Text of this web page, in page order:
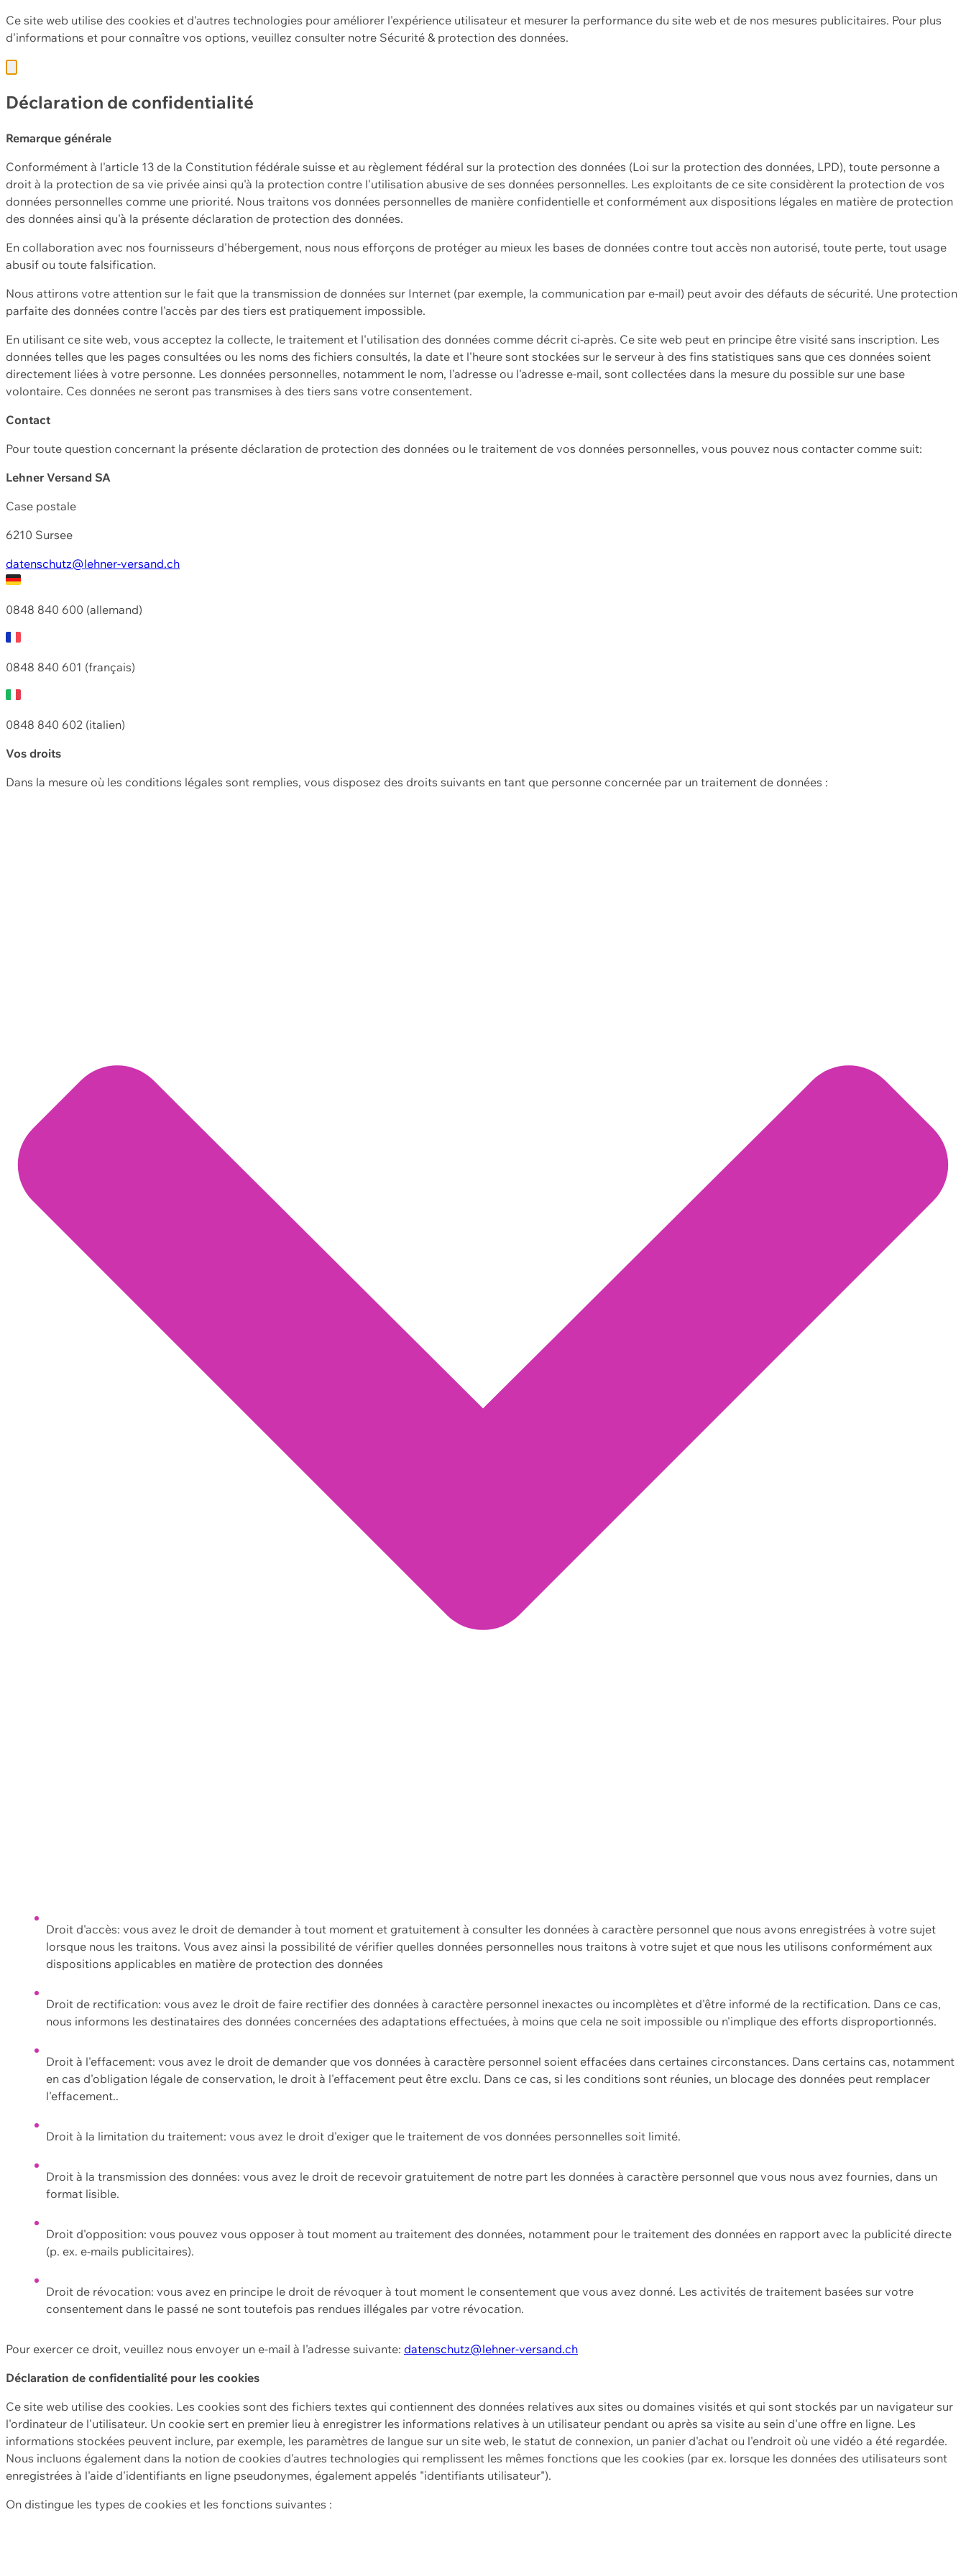
Ce site web utilise des cookies et d'autres technologies pour améliorer l'expérience utilisateur et mesurer la performance du site web et de nos mesures publicitaires. Pour plus
d'informations et pour connaître vos options, veuillez consulter notre Sécurité & protection des données.
Déclaration de confidentialité
Remarque générale
Conformément à l'article 13 de la Constitution fédérale suisse et au règlement fédéral sur la protection des données (Loi sur la protection des données, LPD), toute personne a
droit à la protection de sa vie privée ainsi qu'à la protection contre l'utilisation abusive de ses données personnelles. Les exploitants de ce site considèrent la protection de vos
données personnelles comme une priorité. Nous traitons vos données personnelles de manière confidentielle et conformément aux dispositions légales en matière de protection
des données ainsi qu'à la présente déclaration de protection des données.
En collaboration avec nos fournisseurs d'hébergement, nous nous efforçons de protéger au mieux les bases de données contre tout accès non autorisé, toute perte, tout usage
abusif ou toute falsification.
Nous attirons votre attention sur le fait que la transmission de données sur Internet (par exemple, la communication par e-mail) peut avoir des défauts de sécurité. Une protection
parfaite des données contre l'accès par des tiers est pratiquement impossible.
En utilisant ce site web, vous acceptez la collecte, le traitement et l'utilisation des données comme décrit ci-après. Ce site web peut en principe être visité sans inscription. Les
données telles que les pages consultées ou les noms des fichiers consultés, la date et l'heure sont stockées sur le serveur à des fins statistiques sans que ces données soient
directement liées à votre personne. Les données personnelles, notamment le nom, l'adresse ou l'adresse e-mail, sont collectées dans la mesure du possible sur une base
volontaire. Ces données ne seront pas transmises à des tiers sans votre consentement.
Contact
Pour toute question concernant la présente déclaration de protection des données ou le traitement de vos données personnelles, vous pouvez nous contacter comme suit:
Lehner Versand SA
Case postale
6210 Sursee
datenschutz@lehner-versand.ch
0848 840 600 (allemand)
0848 840 601 (français)
0848 840 602 (italien)
Vos droits
Dans la mesure où les conditions légales sont remplies, vous disposez des droits suivants en tant que personne concernée par un traitement de données :
Droit d'accès: vous avez le droit de demander à tout moment et gratuitement à consulter les données à caractère personnel que nous avons enregistrées à votre sujet
lorsque nous les traitons. Vous avez ainsi la possibilité de vérifier quelles données personnelles nous traitons à votre sujet et que nous les utilisons conformément aux
dispositions applicables en matière de protection des données
Droit de rectification: vous avez le droit de faire rectifier des données à caractère personnel inexactes ou incomplètes et d'être informé de la rectification. Dans ce cas,
nous informons les destinataires des données concernées des adaptations effectuées, à moins que cela ne soit impossible ou n'implique des efforts disproportionnés.
Droit à l'effacement: vous avez le droit de demander que vos données à caractère personnel soient effacées dans certaines circonstances. Dans certains cas, notamment
en cas d'obligation légale de conservation, le droit à l'effacement peut être exclu. Dans ce cas, si les conditions sont réunies, un blocage des données peut remplacer
l'effacement..
Droit à la limitation du traitement: vous avez le droit d'exiger que le traitement de vos données personnelles soit limité.
Droit à la transmission des données: vous avez le droit de recevoir gratuitement de notre part les données à caractère personnel que vous nous avez fournies, dans un
format lisible.
Droit d'opposition: vous pouvez vous opposer à tout moment au traitement des données, notamment pour le traitement des données en rapport avec la publicité directe
(p. ex. e-mails publicitaires).
Droit de révocation: vous avez en principe le droit de révoquer à tout moment le consentement que vous avez donné. Les activités de traitement basées sur votre
consentement dans le passé ne sont toutefois pas rendues illégales par votre révocation.
Pour exercer ce droit, veuillez nous envoyer un e-mail à l'adresse suivante: datenschutz@lehner-versand.ch
Déclaration de confidentialité pour les cookies
Ce site web utilise des cookies. Les cookies sont des fichiers textes qui contiennent des données relatives aux sites ou domaines visités et qui sont stockés par un navigateur sur
l'ordinateur de l'utilisateur. Un cookie sert en premier lieu à enregistrer les informations relatives à un utilisateur pendant ou après sa visite au sein d'une offre en ligne. Les
informations stockées peuvent inclure, par exemple, les paramètres de langue sur un site web, le statut de connexion, un panier d'achat ou l'endroit où une vidéo a été regardée.
Nous incluons également dans la notion de cookies d'autres technologies qui remplissent les mêmes fonctions que les cookies (par ex. lorsque les données des utilisateurs sont
enregistrées à l'aide d'identifiants en ligne pseudonymes, également appelés "identifiants utilisateur").
On distingue les types de cookies et les fonctions suivantes :